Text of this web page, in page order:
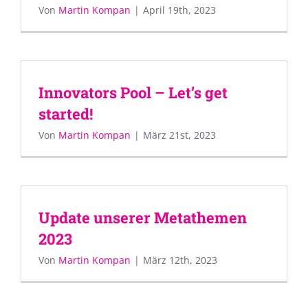
Von Martin Kompan | April 19th, 2023
Innovators Pool – Let’s get
started!
Von Martin Kompan | März 21st, 2023
Update unserer Metathemen
2023
Von Martin Kompan | März 12th, 2023